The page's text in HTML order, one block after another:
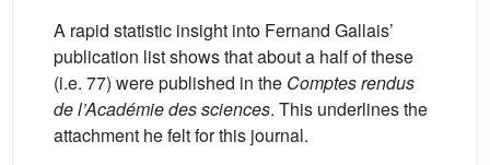
A rapid statistic insight into Fernand Gallais’
publication list shows that about a half of these
(i.e. 77) were published in the Comptes rendus
de l’Académie des sciences. This underlines the
attachment he felt for this journal.